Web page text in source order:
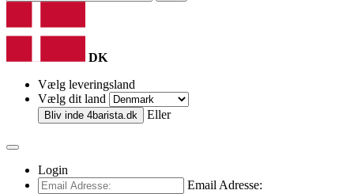
DK
Vælg leveringsland
Vælg dit land
Bliv inde 4barista.dk Eller
Login
Email Adresse: